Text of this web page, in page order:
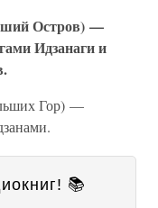
Остров) —
Идзанаги и
Гор) —
📚